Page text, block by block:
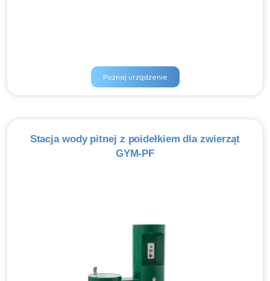
Poznaj urządzenie
Stacja wody pitnej z poidełkiem dla zwierząt
GYM-PF